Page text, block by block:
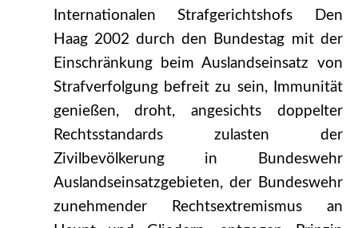
Internationalen Strafgerichtshofs Den
Haag 2002 durch den Bundestag mit der
Einschränkung beim Auslandseinsatz von
Strafverfolgung befreit zu sein, Immunität
genießen, droht, angesichts doppelter
Rechtsstandards zulasten der
Zivilbevölkerung in Bundeswehr
Auslandseinsatzgebieten, der Bundeswehr
zunehmender Rechtsextremismus an